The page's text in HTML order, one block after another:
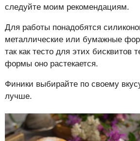
следуйте моим рекомендациям.
Для работы понадобятся
металлические или бумажные
так как тесто для этих бисквитов
формы оно растекается.
Финики выбирайте по своему
лучше.